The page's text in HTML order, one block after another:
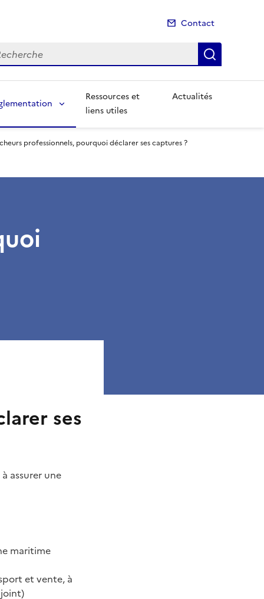
Contact
Ressources et
liens utiles
Actualités
professionnels, pourquoi déclarer ses captures ?
ses
assurer une
maritime
et vente, à